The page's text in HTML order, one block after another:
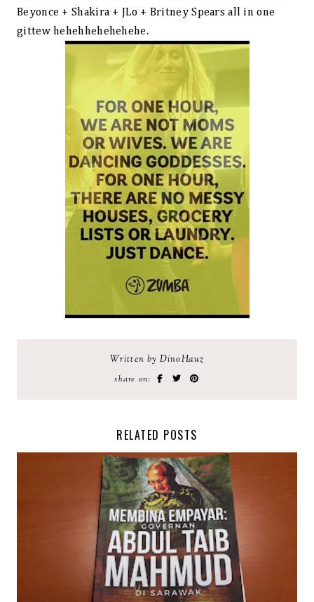
Beyonce + Shakira + JLo + Britney Spears all in one
gittew hehehhehehehehe.
Written by DinoHauz
share on:
RELATED POSTS